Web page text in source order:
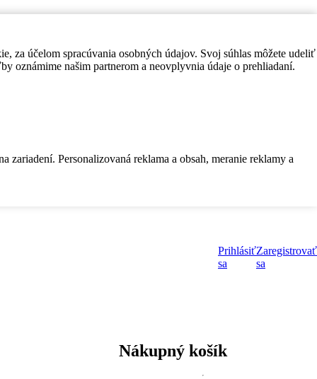
za účelom spracúvania osobných údajov. Svoj súhlas môžete udeliť
oznámime našim partnerom a neovplyvnia údaje o prehliadaní.
Personalizovaná reklama a obsah, meranie reklamy a
Prihlásiť
sa
Zaregistrovať
sa
Nákupný košík